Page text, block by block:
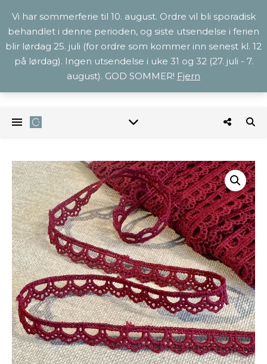
Vi har sommerferie til 10. august. Ordre vil bli sporadisk
behandlet i denne perioden, og siste utsendelse i ferien
blir lørdag 25. juli (for ordre som kommer inn senest kl. 12
på lørdag). Ingen utsendelse i uke 31 og 32 (27. juli - 7.
august). GOD SOMMER! Fjern